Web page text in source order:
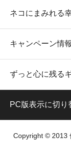
ネコにまみれる
キャンペーン情報
ずっと心に残る
PC版表示に切り
Copyright © 2013